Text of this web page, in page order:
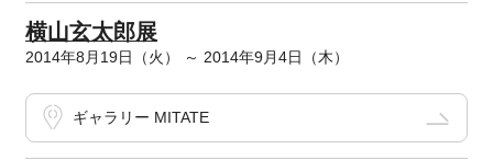
横山玄太郎展
2014年8月19日（火） ～ 2014年9月4日（木）
ギャラリー MITATE